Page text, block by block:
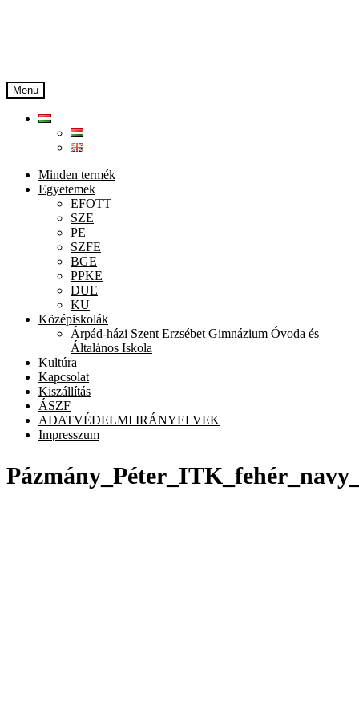
Menü
Minden termék
Egyetemek
EFOTT
SZE
PE
SZFE
BGE
PPKE
DUE
KU
Középiskolák
Árpád-házi Szent Erzsébet Gimnázium Óvoda és
Általános Iskola
Kultúra
Kapcsolat
Kiszállítás
ÁSZF
ADATVÉDELMI IRÁNYELVEK
Impresszum